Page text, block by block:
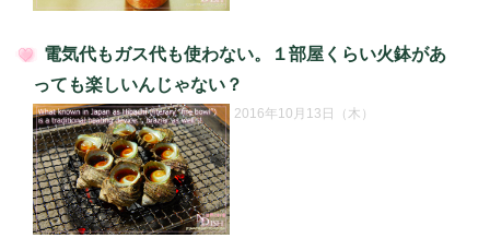
稿
日:
電気代もガス代も使わない。１部屋くらい火鉢があ
っても楽しいんじゃない？
2016年10月13日（木）